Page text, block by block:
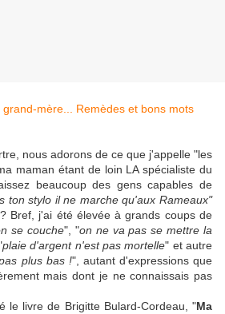
nous adorons de ce que j'appelle "les
maman étant de loin LA spécialiste du
beaucoup des gens capables de
ton stylo il ne marche qu'aux Rameaux"
? Bref, j'ai été élevée à grands coups de
se couche", "on ne va pas se mettre la
plaie d'argent n'est pas mortelle" et autre
plus bas !", autant d'expressions que
mais dont je ne connaissais pas
le livre de Brigitte Bulard-Cordeau, "Ma